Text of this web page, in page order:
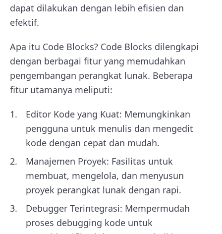
dapat dilakukan dengan lebih efisien dan
efektif.
Apa itu Code Blocks? Code Blocks dilengkapi
dengan berbagai fitur yang memudahkan
pengembangan perangkat lunak. Beberapa
fitur utamanya meliputi:
Editor Kode yang Kuat: Memungkinkan
pengguna untuk menulis dan mengedit
kode dengan cepat dan mudah.
Manajemen Proyek: Fasilitas untuk
membuat, mengelola, dan menyusun
proyek perangkat lunak dengan rapi.
Debugger Terintegrasi: Mempermudah
proses debugging kode untuk